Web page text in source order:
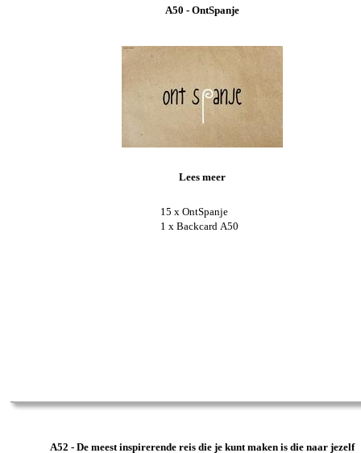
A50 - OntSpanje
Lees meer
15 x OntSpanje
1 x Backcard A50
A52 - De meest inspirerende reis die je kunt maken is die naar jezelf